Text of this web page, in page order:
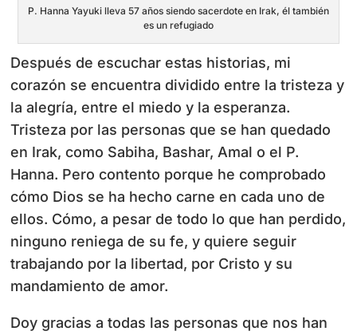
P. Hanna Yayuki lleva 57 años siendo sacerdote en Irak, él también
es un refugiado
Después de escuchar estas historias, mi
corazón se encuentra dividido entre la tristeza y
la alegría, entre el miedo y la esperanza.
Tristeza por las personas que se han quedado
en Irak, como Sabiha, Bashar, Amal o el P.
Hanna. Pero contento porque he comprobado
cómo Dios se ha hecho carne en cada uno de
ellos. Cómo, a pesar de todo lo que han perdido,
ninguno reniega de su fe, y quiere seguir
trabajando por la libertad, por Cristo y su
mandamiento de amor.
Doy gracias a todas las personas que nos han